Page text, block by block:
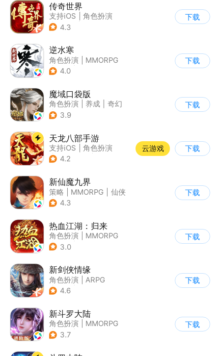
传奇世界
支持iOS
角色扮演
| ARPG
4.3
下载
逆水寒
角色扮演
MMORPG
| 武侠
4.0
下载
魔域口袋版
角色扮演 养成
奇幻
| 魔域
3.9
下载
天龙八部手游
支持iOS
角色扮演
| MMORPG
4.2
云游戏 下载
新仙魔九界
策略 MMORPG
仙侠
| 卡通
4.3
下载
热血江湖：归来
角色扮演
MMORPG
| 武侠
3.0
下载
新剑侠情缘
角色扮演
ARPG
| 武侠
4.6
下载
新斗罗大陆
角色扮演
MMORPG
| 奇幻
3.7
下载